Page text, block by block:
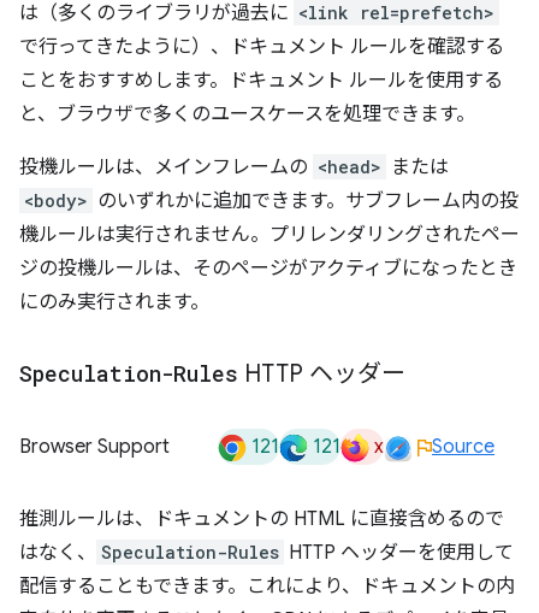
は（多くのライブラリが過去に <link rel=prefetch>
で行ってきたように）、ドキュメント ルールを確認する
ことをおすすめします。ドキュメント ルールを使用する
と、ブラウザで多くのユースケースを処理できます。
投機ルールは、メインフレームの <head> または
<body> のいずれかに追加できます。サブフレーム内の投
機ルールは実行されません。プリレンダリングされたペー
ジの投機ルールは、そのページがアクティブになったとき
にのみ実行されます。
Speculation-Rules HTTP ヘッダー
Browser Support 121 121 x Source
推測ルールは、ドキュメントの HTML に直接含めるので
はなく、
Speculation-Rules HTTP ヘッダーを使用して
配信することもできます。これにより、ドキュメントの内